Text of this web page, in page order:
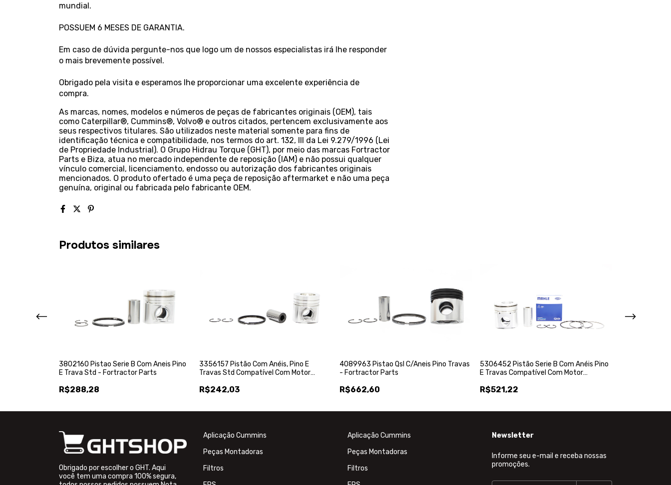
mundial.
POSSUEM 6 MESES DE GARANTIA.
Em caso de dúvida pergunte-nos que logo um de nossos especialistas irá lhe responder
o mais brevemente possível.
Obrigado pela visita e esperamos lhe proporcionar uma excelente experiência de
compra.
As marcas, nomes, modelos e números de peças de fabricantes originais (OEM), tais
como Caterpillar®, Cummins®, Volvo® e outros citados, pertencem exclusivamente aos
seus respectivos titulares. São utilizados neste material somente para fins de
identificação técnica e compatibilidade, nos termos do art. 132, III da Lei 9.279/1996 (Lei
de Propriedade Industrial). O Grupo Hidrau Torque (GHT), por meio das marcas Fortractor
Parts e Biza, atua no mercado independente de reposição (IAM) e não possui qualquer
vínculo comercial, licenciamento, endosso ou autorização dos fabricantes originais
mencionados. O produto ofertado é uma peça de reposição aftermarket e não uma peça
genuína, original ou fabricada pelo fabricante OEM.
Produtos similares
3802160 Pistao Serie B Com Aneis Pino
E Trava Std - Fortractor Parts
R$288,28
3356157 Pistão Com Anéis, Pino E
Travas Std Compatível Com Motor
R$242,03
4089963 Pistao Qsl C/Aneis Pino Travas
- Fortractor Parts
R$662,60
5306452 Pistão Serie B Com Anéis Pino
E Travas Compatível Com Motor
R$521,22
Obrigado por escolher o GHT. Aqui
você tem uma compra 100% segura,
Aplicação Cummins
Peças Montadoras
Filtros
Aplicação Cummins
Peças Montadoras
Filtros
Newsletter
Informe seu e-mail e receba nossas
promoções.